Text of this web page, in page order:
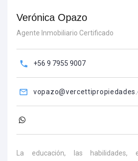
Verónica Opazo
Agente Inmobiliario Certificado
+56 9 7955 9007
La educación, las habilidades,